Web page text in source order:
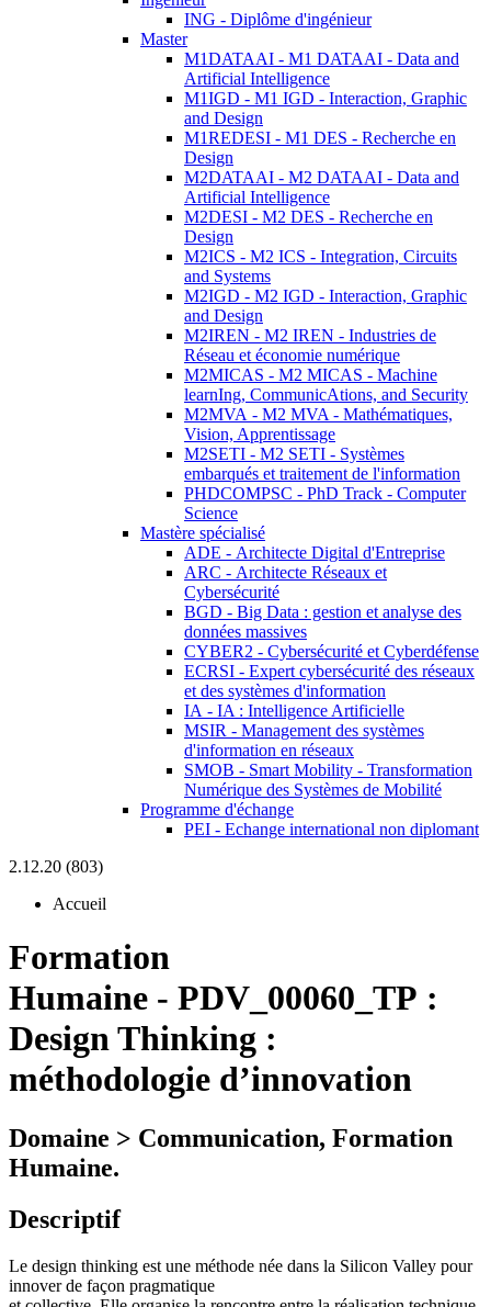
ING - Diplôme d'ingénieur
Master
M1DATAAI - M1 DATAAI - Data and
Artificial Intelligence
M1IGD - M1 IGD - Interaction, Graphic
and Design
M1REDESI - M1 DES - Recherche en
Design
M2DATAAI - M2 DATAAI - Data and
Artificial Intelligence
M2DESI - M2 DES - Recherche en
Design
M2ICS - M2 ICS - Integration, Circuits
and Systems
M2IGD - M2 IGD - Interaction, Graphic
and Design
M2IREN - M2 IREN - Industries de
Réseau et économie numérique
M2MICAS - M2 MICAS - Machine
learnIng, CommunicAtions, and Security
M2MVA - M2 MVA - Mathématiques,
Vision, Apprentissage
M2SETI - M2 SETI - Systèmes
embarqués et traitement de l'information
PHDCOMPSC - PhD Track - Computer
Science
Mastère spécialisé
ADE - Architecte Digital d'Entreprise
ARC - Architecte Réseaux et
Cybersécurité
BGD - Big Data : gestion et analyse des
données massives
CYBER2 - Cybersécurité et Cyberdéfense
ECRSI - Expert cybersécurité des réseaux
et des systèmes d'information
IA - IA : Intelligence Artificielle
MSIR - Management des systèmes
d'information en réseaux
SMOB - Smart Mobility - Transformation
Numérique des Systèmes de Mobilité
Programme d'échange
PEI - Echange international non diplomant
2.12.20 (803)
Accueil
Formation
Humaine - PDV_00060_TP :
Design Thinking :
méthodologie d’innovation
Domaine > Communication, Formation
Humaine.
Descriptif
Le design thinking est une méthode née dans la Silicon Valley pour
innover de façon pragmatique